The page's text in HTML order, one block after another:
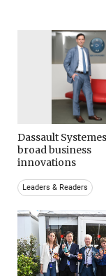
Dassault
broad business
innovations
Leaders & Readers